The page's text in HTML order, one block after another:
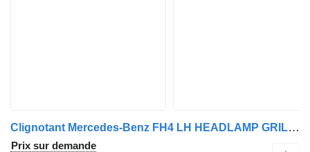
Clignotant Mercedes-Benz FH4 LH HEADLAMP GRILLE pour camion Volvo 4 (from 2013)
Prix sur demande